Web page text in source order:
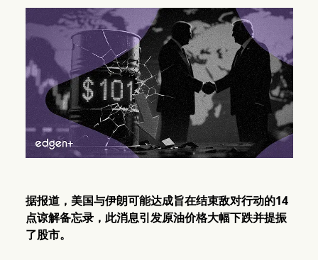
据报道，美国与伊朗可能达成旨在结束敌对行动的14
点谅解备忘录，此消息引发原油价格大幅下跌并提振
了股市。